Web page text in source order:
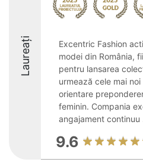
Laureați
Excentric Fashion
modei din România,
pentru lansarea
urmează cele mai
orientare
feminin. Compania
angajament continuu
9.6